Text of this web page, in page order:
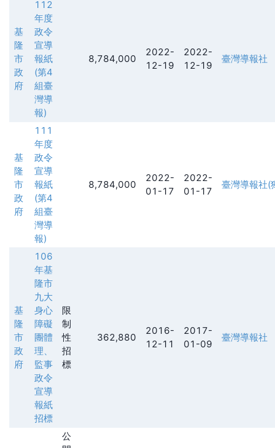
基
隆
市
政
府
112
年度
政令
宣導
報紙
(第4
組臺
灣導
報)
8,784,000
2022-
12-19
2022-
12-19
臺灣導報社
基
隆
市
政
府
111
年度
政令
宣導
報紙
(第4
組臺
灣導
報)
8,784,000
2022-
01-17
2022-
01-17
臺灣導報社(
基
隆
市
政
府
106
年基
隆市
九大
身心
障礙
團體
理、
監事
政令
宣導
報紙
招標
限
制
性
招
標
362,880
2016-
12-11
2017-
01-09
臺灣導報社
公